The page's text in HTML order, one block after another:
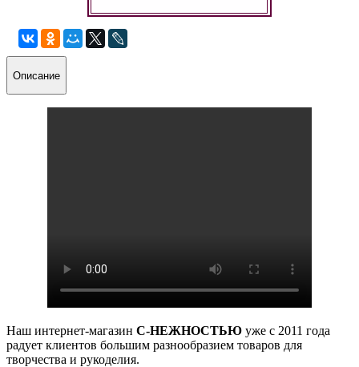
Описание
Наш интернет-магазин С-НЕЖНОСТЬЮ уже с 2011 года
радует клиентов большим разнообразием товаров для
творчества и рукоделия.